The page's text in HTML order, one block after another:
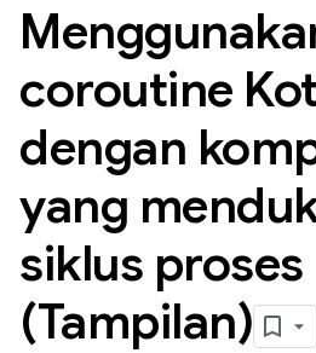
coroutine
dengan
yang
siklus proses
(Tampilan)